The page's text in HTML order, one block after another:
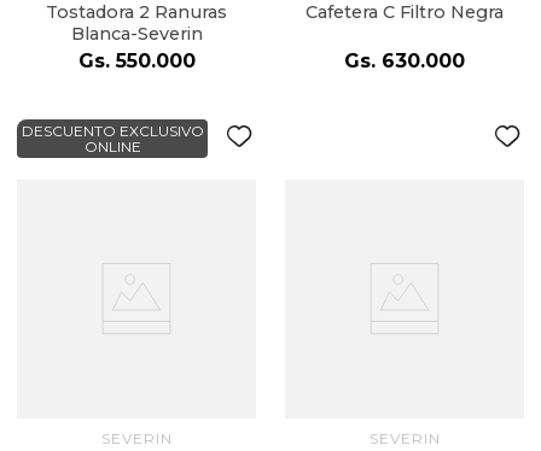
Tostadora 2 Ranuras
Blanca-Severin
Gs. 550.000
Cafetera C Filtro Negra
Gs. 630.000
DESCUENTO EXCLUSIVO
ONLINE
SEVERIN SEVERIN